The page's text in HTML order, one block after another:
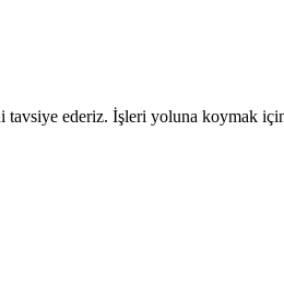
tavsiye ederiz. İşleri yoluna koymak